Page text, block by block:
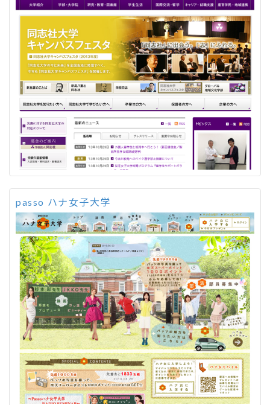
passo ハナ女子大学